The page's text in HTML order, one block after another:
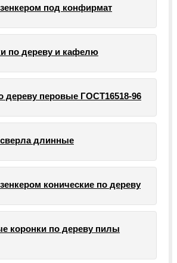
под конфирмат
по дереву и кафелю
дереву перовые ГОСТ16518-96
длинные
конические по дереву
коронки по дереву пилы